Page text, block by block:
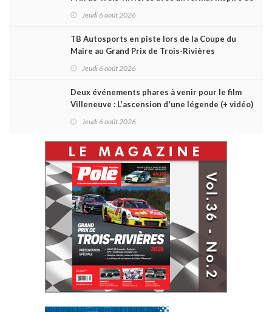
Jeudi 6 août 2026
TB Autosports en piste lors de la Coupe du
Maire au Grand Prix de Trois-Rivières
Jeudi 6 août 2026
Deux événements phares à venir pour le film
Villeneuve : L'ascension d'une légende (+ vidéo)
Jeudi 6 août 2026